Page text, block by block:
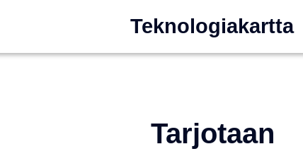
Teknologiakartta
Tarjotaan